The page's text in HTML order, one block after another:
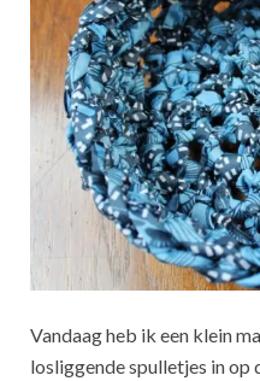
Vandaag heb ik een klein
losliggende spulletjes in op